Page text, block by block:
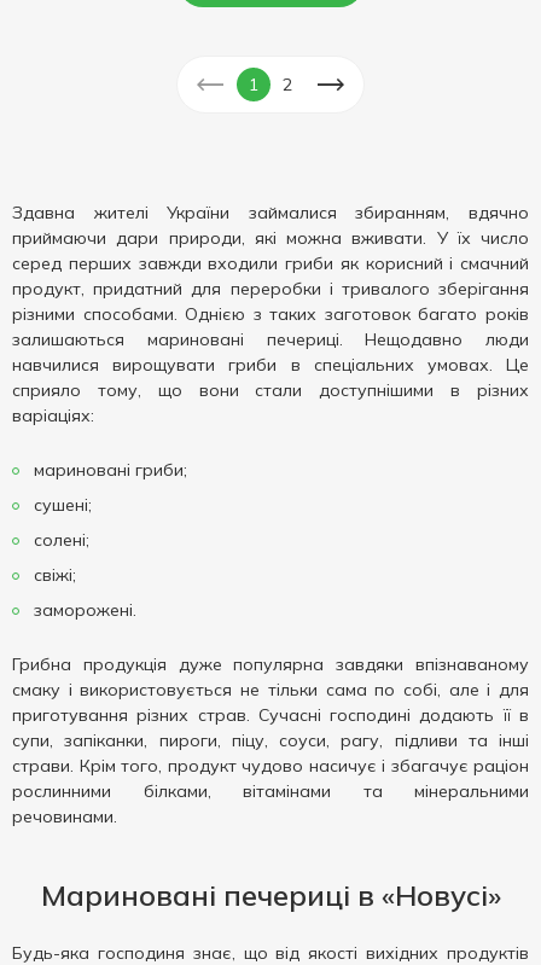
1 2
Здавна жителі України займалися збиранням, вдячно
приймаючи дари природи, які можна вживати. У їх число
серед перших завжди входили гриби як корисний і смачний
продукт, придатний для переробки і тривалого зберігання
різними способами. Однією з таких заготовок багато років
залишаються мариновані печериці. Нещодавно люди
навчилися вирощувати гриби в спеціальних умовах. Це
сприяло тому, що вони стали доступнішими в різних
варіаціях:
мариновані гриби;
сушені;
солені;
свіжі;
заморожені.
Грибна продукція дуже популярна завдяки впізнаваному
смаку і використовується не тільки сама по собі, але і для
приготування різних страв. Сучасні господині додають її в
супи, запіканки, пироги, піцу, соуси, рагу, підливи та інші
страви. Крім того, продукт чудово насичує і збагачує раціон
рослинними білками, вітамінами та мінеральними
речовинами.
Мариновані печериці в «Новусі»
Будь-яка господиня знає, що від якості вихідних продуктів